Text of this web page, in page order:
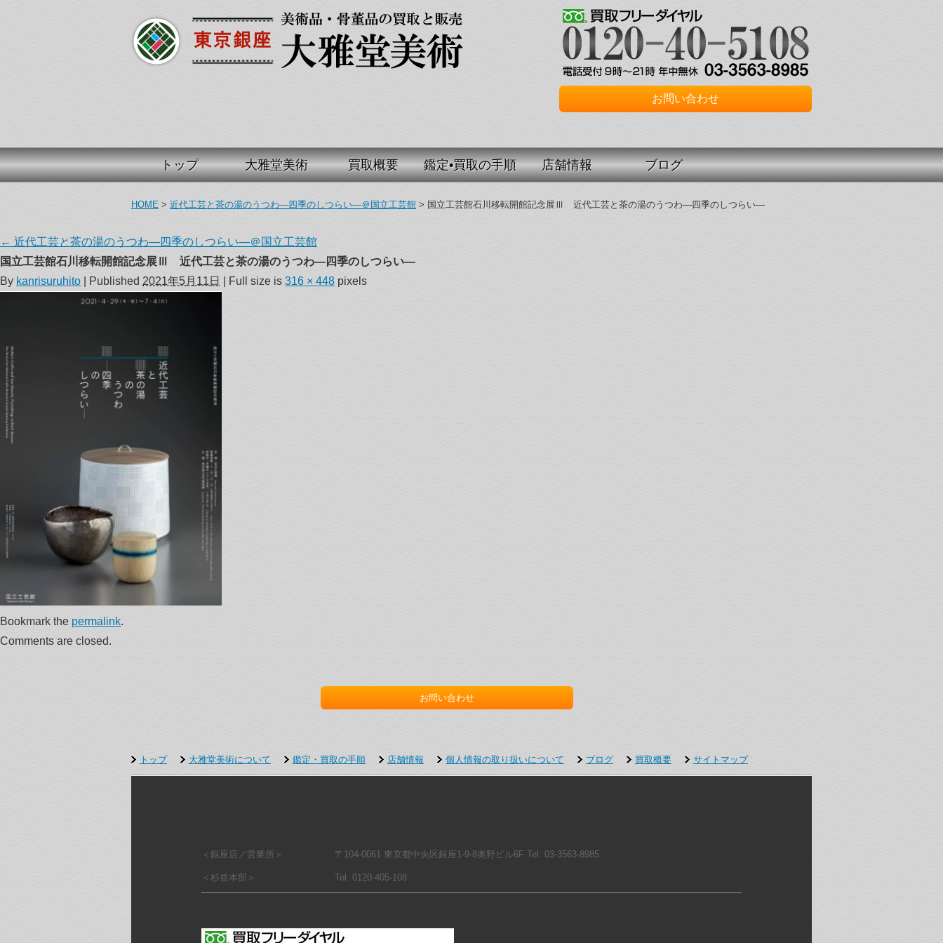
お問い合わせ
トップ 大雅堂美術 買取概要 鑑定•買取の手順 店舗情報 ブログ
HOME > 近代工芸と茶の湯のうつわ―四季のしつらい―＠国立工芸館 > 国立工芸館石川移転開館記念展Ⅲ 近代工芸と茶の湯のうつわ―四季のしつらい―
← 近代工芸と茶の湯のうつわ―四季のしつらい―＠国立工芸館
国立工芸館石川移転開館記念展Ⅲ 近代工芸と茶の湯のうつわ―四季のしつらい―
By kanrisuruhito Published 2021年5月11日 | Full size is 316 × 448 pixels
Bookmark the permalink.
Comments are closed.
お問い合わせ
トップ 大雅堂美術について 鑑定・買取の手順 店舗情報 個人情報の取り扱いについて ブログ 買取概要 サイトマップ
＜銀座店／営業所＞ 〒104-0061 東京都中央区銀座1-9-8奥野ビル6F Tel: 03-3563-8985
＜杉並本部＞ Tel. 0120-405-108